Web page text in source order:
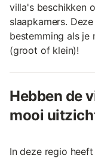
villa's beschikken
slaapkamers.
bestemming als je
(groot of klein)!
Hebben de
mooi
In deze regio